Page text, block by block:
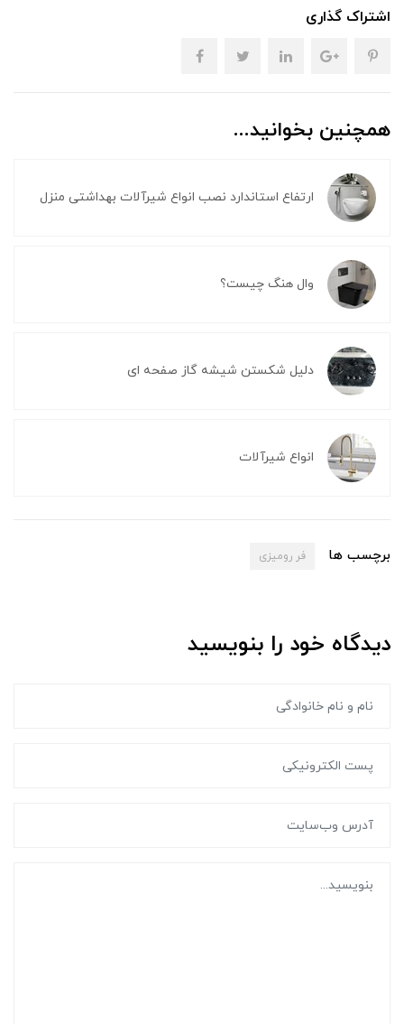
اشتراک گذاری
همچنین بخوانید...
ارتفاع استاندارد نصب انواع شیرآلات بهداشتی منزل
وال هنگ چیست؟
دلیل شکستن شیشه گاز صفحه ای
انواع شیرآلات
برچسب ها فر رومیزی
دیدگاه خود را بنویسید